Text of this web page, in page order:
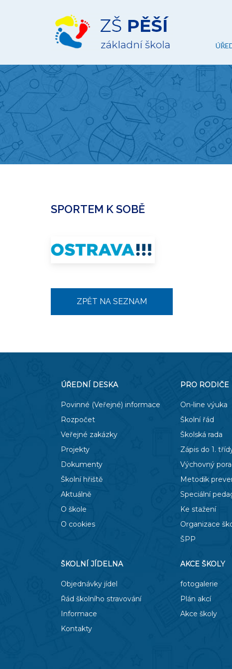
ZŠ
Pěší
SPORTEM K SOBĚ
ZPĚT NA SEZNAM
ÚŘEDNÍ DESKA
Povinné (Veřejné) informace
Rozpočet
Veřejné zakázky
Projekty
Dokumenty
Školní hřiště
Aktuálně
O škole
O cookies
PRO RODIČE
On-line výuka
Školní řád
Školská rada
Zápis do 1.
Výchovný
Metodik
Speciální
Ke stažení
Organizace
ŠPP
ŠKOLNÍ JÍDELNA
Objednávky jídel
Řád školního stravování
Informace
Kontakty
AKCE ŠKOLY
fotogalerie
Plán akcí
Akce školy